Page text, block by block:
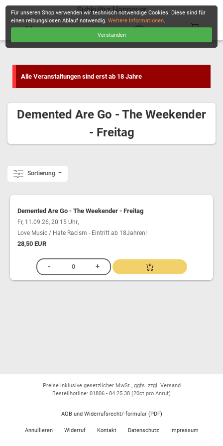
Subkultur Hannover
Alle Veranstaltungen sind erst ab 18 Jahre
Demented Are Go - The Weekender
- Freitag
Sortierung
Demented Are Go - The Weekender - Freitag
Fr, 11.09.26, 20:15 Uhr,
Love Music / Hate Racism - Eintritt ab 18Jahren!
28,50 EUR
Für unseren Shop verwenden wir technisch notwendige Cookies. Diese sind für
einen reibungslosen Ablauf notwendig.Weitere Informationen.
Verstanden
Preise inklusive gesetzlicher MwSt., ggfs. zzgl. Versand
Bestellhotline: 01806 - 84 25 38 (20ct pro Anruf)
AGB und Widerrufsrecht/-formular (PDF)
Annullieren Widerruf Kontakt Datenschutz Impressum